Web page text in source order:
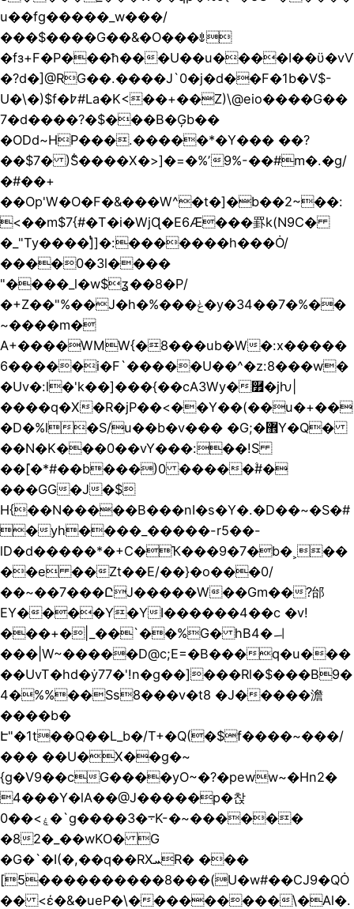
u��fg�����_w���/
���$����G��&�O���ꍓ
�fз+F�P���ħ���U��u����I��ϋ�vѴ
�?d�]@RG��.����J`0�j�d��F�1b�V$-
U�\�)$f�߈#La�K<��+��Z)\@eio����G��
7�d����?�$���B�Ģb��
�ODd~HP���.�����*�Y��� ��?
��$7� )S͋����X�>]�=�%ʼ9%-��#m�.�g/
�#��+
��Op'W�O�F�&���W^�t�]�b��2~��:
<��m$7{#�T�i�WjɊ�E6Ӕ���罫k(N9C�
�_"Ty����]ͭ]�:�������h���Ȯ/
����0�3l����
"����_l�w$ʓ��8�P/
�+Z��"%��J�h�%���ݟ�y�34��7�%��
~����m�
A+����WMW{�8���ub�W�:x�����
6�����i�F`�����U��^�z:8���w�
�Uv�:l�'k��]���{��cA3Wy�࿿�jƕ|
����q�X�R�jP��<��Y��(��u�+��
�D�%l�S/u��b�v��� �G;�޾Y�Q�
��N�K���0��vY���:��!S
��ٝ[�*#��b���)0 �����۫#�
���GG�J�$
H{��N�����B���nI�s�Y�.�D��~�S�#
�yh����_�����-r5��-
lD�d�����*�+C�Ҡ���9�7�b�˲��
��e ��Zt��E/��}�o���0/
��~��7���ԸJ�����W��Gm��?邰
EY����Y�YI������4��c �v!
���+�|_��`��%G� hB4�ㅢ
���|W~�����D@c;E=�B���q�u���
��UvT�hd�ẏ77�'!n�g��]���Rl�$���B9�
4�%%��Ss8���v�t8 �J�����澹
����b�
Է"�1t��Q��L_b�/T+�Q(�$f����~���/
��� ��U�X��g�~
{g�V9��cG����yO~�?�peww~�Hn2�
4���Y�lA��@J�����p�찭
0��<ۼ�`g����3�܋K-�~������
�82�_��wKO� G
�G�`�I(�,��q��RXܚR� ���
[5����������8���(U�w#��CJ9�QȮ
�� <έ�&�ueP�\���������\�Al�.